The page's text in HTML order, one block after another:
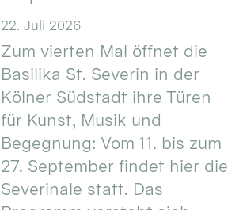
22. Juli 2026
Zum vierten Mal öffnet die
Basilika St. Severin in der
Kölner Südstadt ihre Türen
für Kunst, Musik und
Begegnung: Vom 11. bis zum
27. September findet hier die
Severinale statt. Das